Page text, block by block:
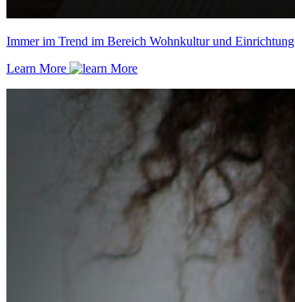
Immer im Trend im Bereich Wohnkultur und Einrichtung
Learn More